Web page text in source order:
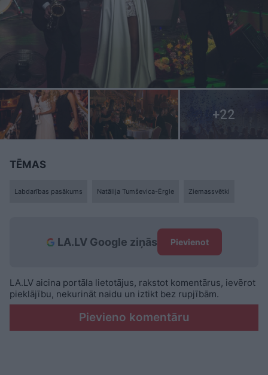
TĒMAS
Labdarības pasākums Natālija Tumševica-Ērgle Ziemassvētki
LA.LV Google ziņās Pievienot
LA.LV aicina portāla lietotājus, rakstot komentārus, ievērot
pieklājību, nekurināt naidu un iztikt bez rupjībām.
Pievieno komentāru